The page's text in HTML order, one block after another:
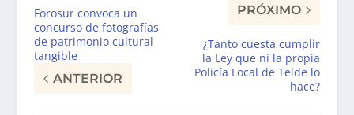
Forosur convoca un
concurso de fotografías
de patrimonio cultural
tangible
ANTERIOR
PRÓXIMO
¿Tanto cuesta cumplir
la Ley que ni la propia
Policía Local de Telde lo
hace?